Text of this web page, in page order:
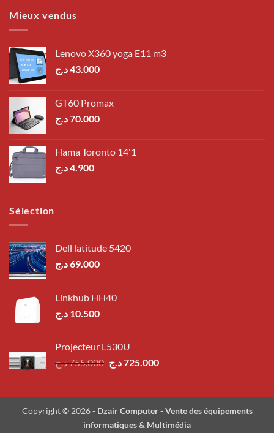
Mieux vendus
Lenovo X360 yoga E11 m3
43.000د.ج
GT60 Promax
70.000د.ج
Hama Toronto 14'1
4.900د.ج
Sélection
Dell latitude 5420
69.000د.ج
Linkhub HH40
10.500 د.ج
Projecteur L530U
755.000د.ج
Le
était :
755.000 د.ج.
725.000د.ج
Le
est :
725.000 د.ج.
Copyright © 2026 - Dzair Computer - Vente des équipements
informatiques & Multimédia